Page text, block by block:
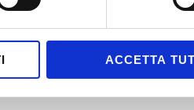
ACCETTA